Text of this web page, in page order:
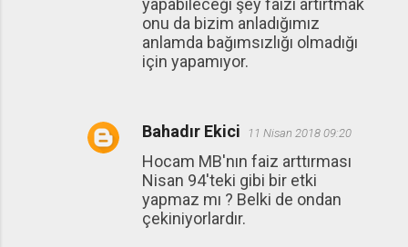
yapabileceği şey faizi artırtmak
onu da bizim anladığımız
anlamda bağımsızlığı olmadığı
için yapamıyor.
Bahadır Ekici 11 Nisan 2018 09:20
Hocam MB'nın faiz arttırması
Nisan 94'teki gibi bir etki
yapmaz mı ? Belki de ondan
çekiniyorlardır.